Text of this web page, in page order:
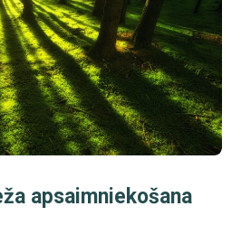
apsaimniekošana